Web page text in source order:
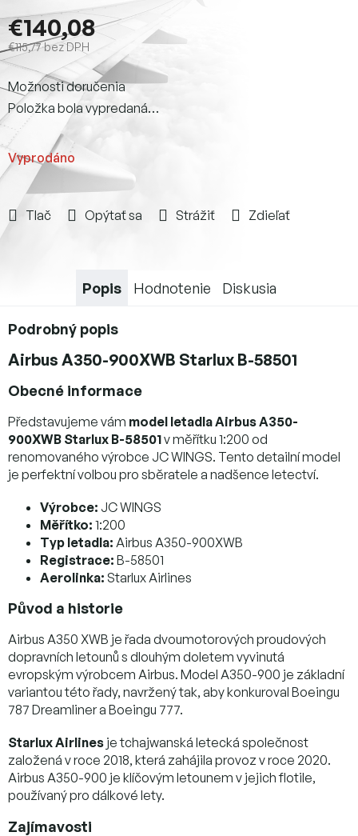
€140,08
€115,77 bez DPH
Jednotková
cena:
Vyprodáno
Možnosti doručenia
Položka bola vypredaná…
Tlač Opýtať sa Strážiť Zdieľať
Popis Hodnotenie Diskusia
Podrobný popis
Airbus A350-900XWB Starlux B-58501
Obecné informace
Představujeme vám model letadla Airbus A350-
900XWB Starlux B-58501v měřítku 1:200 od
renomovaného výrobce JC WINGS. Tento detailní model
je perfektní volbou pro sběratele a nadšence letectví.
Výrobce: JC WINGS
Měřítko: 1:200
Typ letadla: Airbus A350-900XWB
Registrace: B-58501
Aerolinka: Starlux Airlines
Původ a historie
Airbus A350 XWB je řada dvoumotorových proudových
dopravních letounů s dlouhým doletem vyvinutá
evropským výrobcem Airbus. Model A350-900 je základní
variantou této řady, navržený tak, aby konkuroval Boeingu
787 Dreamliner a Boeingu 777.
Starlux Airlines je tchajwanská letecká společnost
založená v roce 2018, která zahájila provoz v roce 2020.
Airbus A350-900 je klíčovým letounem v jejich flotile,
používaný pro dálkové lety.
Zajímavosti